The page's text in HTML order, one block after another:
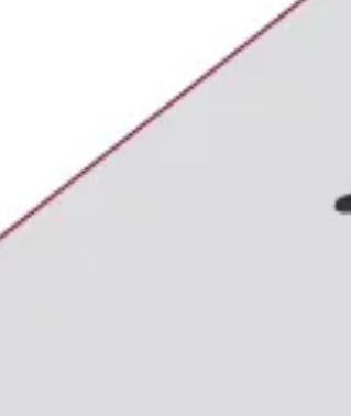
e dalla Fondazione direttamente
web design,